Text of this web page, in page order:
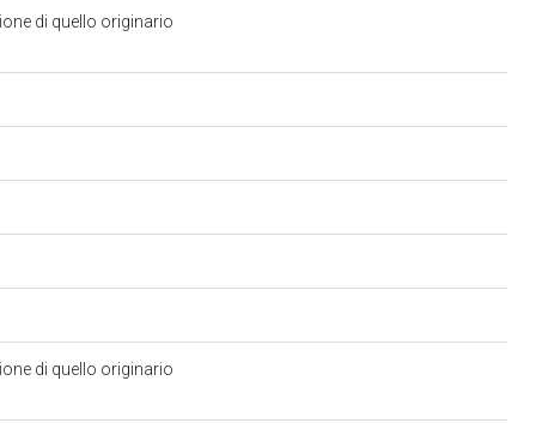
di quello originario
di quello originario